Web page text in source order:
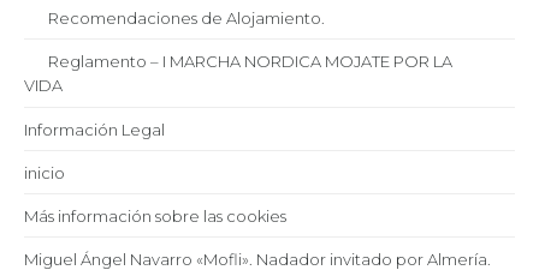
Recomendaciones de Alojamiento.
Reglamento – I MARCHA NORDICA MOJATE POR LA
VIDA
Información Legal
inicio
Más información sobre las cookies
Miguel Ángel Navarro «Mofli». Nadador invitado por Almería.